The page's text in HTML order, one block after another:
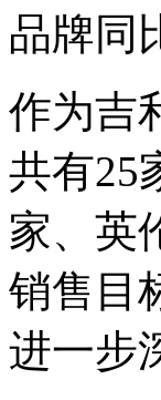
品牌同
作为吉
共有25
家、英
销售目
进一步